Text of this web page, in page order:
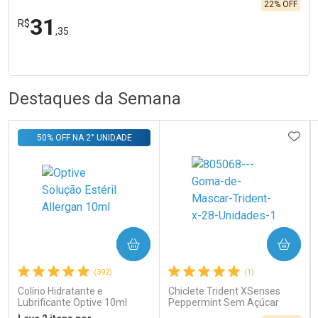
R$31 ,35
22% OFF
Laboratório
Ativar Desconto
Comprar sem Desconto
Comprar sem Desconto
Destaques da Semana
(392)
Colírio Hidratante e
Lubrificante Optive 10ml
50% OFF NA 2° UNIDADE
COMPRAR
(1)
Chiclete Trident XSenses
Peppermint Sem Açúcar
COMPRAR